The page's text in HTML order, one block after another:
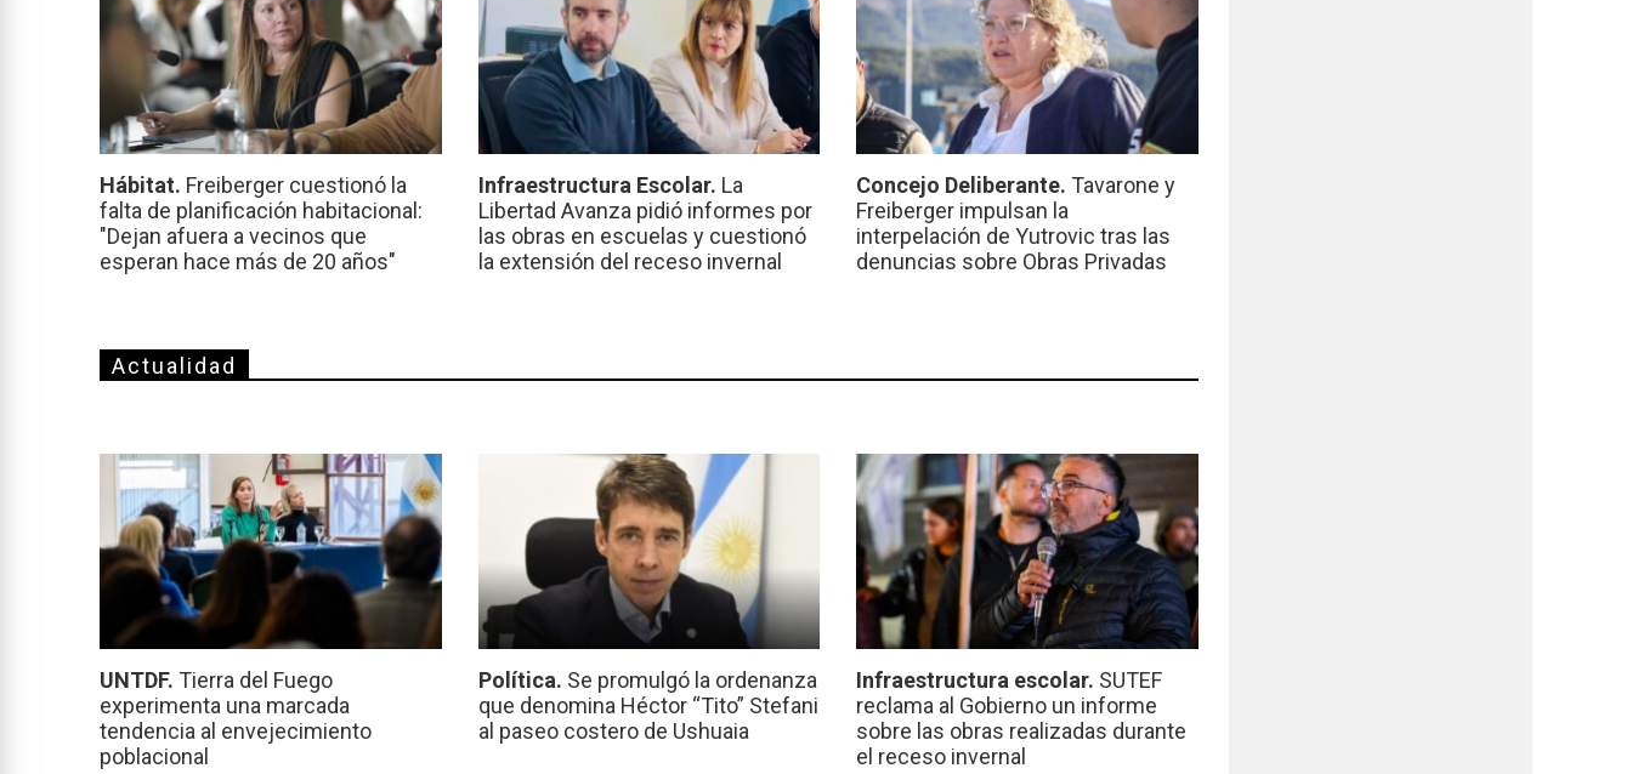
Hábitat. Freiberger cuestionó la
falta de planificación habitacional:
"Dejan afuera a vecinos que
esperan hace más de 20 años"
Infraestructura Escolar. La
Libertad Avanza pidió informes por
las obras en escuelas y cuestionó
la extensión del receso invernal
Concejo Deliberante. Tavarone y
Freiberger impulsan la
interpelación de Yutrovic tras las
denuncias sobre Obras Privadas
Actualidad
UNTDF. Tierra del Fuego
experimenta una marcada
tendencia al envejecimiento
poblacional
Política. Se promulgó la ordenanza
que denomina Héctor “Tito” Stefani
al paseo costero de Ushuaia
Infraestructura escolar. SUTEF
reclama al Gobierno un informe
sobre las obras realizadas durante
el receso invernal